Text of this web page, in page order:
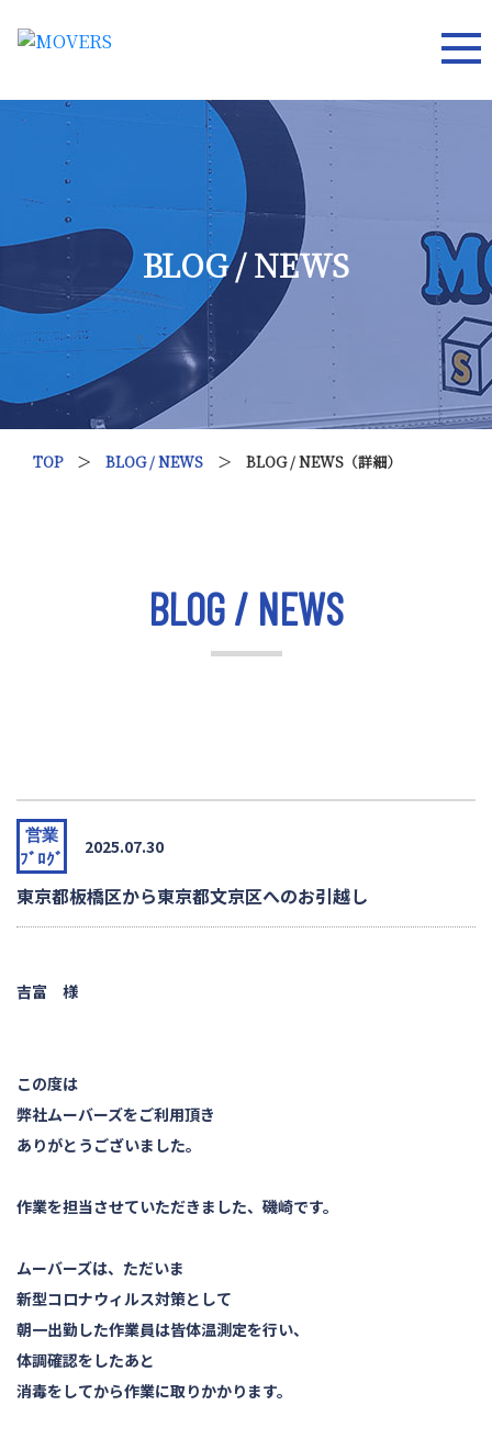
BLOG / NEWS
TOP＞BLOG / NEWS＞ BLOG / NEWS（詳細）
BLOG / NEWS
営業
ﾌﾞﾛｸﾞ
2025.07.30
東京都板橋区から東京都文京区へのお引越し
吉富 様
この度は
弊社ムーバーズをご利用頂き
ありがとうございました。
作業を担当させていただきました、磯崎です。
ムーバーズは、ただいま
新型コロナウィルス対策として
朝一出勤した作業員は皆体温測定を行い、
体調確認をしたあと
消毒をしてから作業に取りかかります。